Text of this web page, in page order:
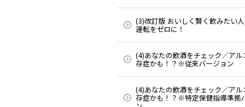
(3)改訂版 おいしく賢く飲みたい
運転をゼロに！
(4)あなたの飲酒をチェック／アル
存症かも！？※従来バージョン
(4)あなたの飲酒をチェック／アル
存症かも！？※特定保健指導準拠